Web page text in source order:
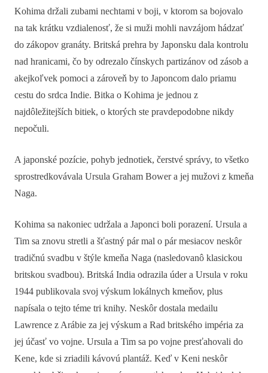
Kohima držali zubami nechtami v boji, v ktorom sa bojovalo
na tak krátku vzdialenosť, že si muži mohli navzájom hádzať
do zákopov granáty. Britská prehra by Japonsku dala kontrolu
nad hranicami, čo by odrezalo čínskych partizánov od zásob a
akejkoľvek pomoci a zároveň by to Japoncom dalo priamu
cestu do srdca Indie. Bitka o Kohima je jednou z
najdôležitejších bitiek, o ktorých ste pravdepodobne nikdy
nepočuli.
A japonské pozície, pohyb jednotiek, čerstvé správy, to všetko
sprostredkovávala Ursula Graham Bower a jej mužovi z kmeňa
Naga.
Kohima sa nakoniec udržala a Japonci boli porazení. Ursula a
Tim sa znovu stretli a šťastný pár mal o pár mesiacov neskôr
tradičnú svadbu v štýle kmeňa Naga (nasledovanô klasickou
britskou svadbou). Britská India odrazila úder a Ursula v roku
1944 publikovala svoj výskum lokálnych kmeňov, plus
napísala o tejto téme tri knihy. Neskôr dostala medailu
Lawrence z Arábie za jej výskum a Rad britského impéria za
jej účasť vo vojne. Ursula a Tim sa po vojne presťahovali do
Kene, kde si zriadili kávovú plantáž. Keď v Keni neskôr